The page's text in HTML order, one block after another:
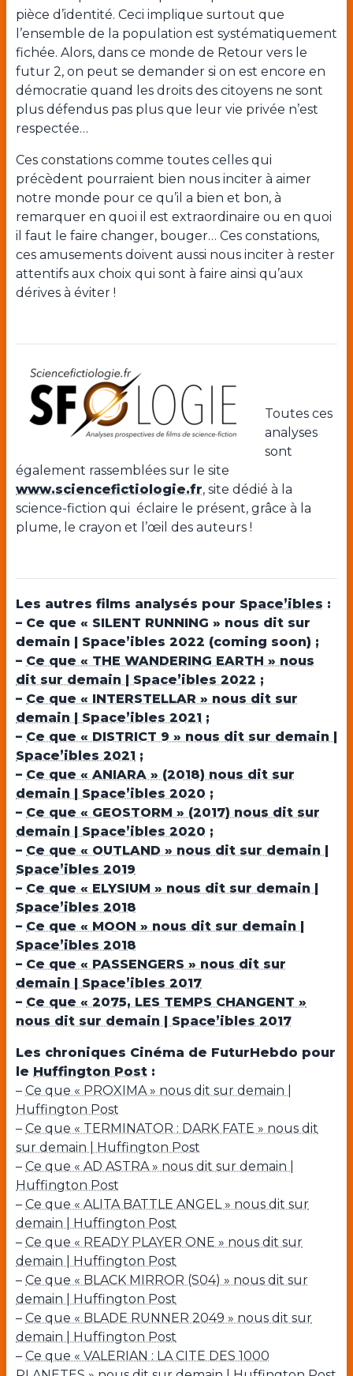
pièce d’identité. Ceci implique surtout que
l’ensemble de la population est systématiquement
fichée. Alors, dans ce monde de Retour vers le
futur 2, on peut se demander si on est encore en
démocratie quand les droits des citoyens ne sont
plus défendus pas plus que leur vie privée n’est
respectée…
Ces constations comme toutes celles qui
précèdent pourraient bien nous inciter à aimer
notre monde pour ce qu’il a bien et bon, à
remarquer en quoi il est extraordinaire ou en quoi
il faut le faire changer, bouger… Ces constations,
ces amusements doivent aussi nous inciter à rester
attentifs aux choix qui sont à faire ainsi qu’aux
dérives à éviter !
Toutes ces
analyses
sont
également rassemblées sur le site
www.sciencefictiologie.fr, site dédié à la
science-fiction qui éclaire le présent, grâce à la
plume, le crayon et l’œil des auteurs !
Les autres films analysés pour Space’ibles :
– Ce que « SILENT RUNNING » nous dit sur
demain | Space’ibles 2022 (coming soon) ;
– Ce que « THE WANDERING EARTH » nous
dit sur demain | Space’ibles 2022 ;
– Ce que « INTERSTELLAR » nous dit sur
demain | Space’ibles 2021 ;
– Ce que « DISTRICT 9 » nous dit sur demain |
Space’ibles 2021 ;
– Ce que « ANIARA » (2018) nous dit sur
demain | Space’ibles 2020 ;
– Ce que « GEOSTORM » (2017) nous dit sur
demain | Space’ibles 2020 ;
– Ce que « OUTLAND » nous dit sur demain |
Space’ibles 2019
– Ce que « ELYSIUM » nous dit sur demain |
Space’ibles 2018
– Ce que « MOON » nous dit sur demain |
Space’ibles 2018
– Ce que « PASSENGERS » nous dit sur
demain | Space’ibles 2017
– Ce que « 2075, LES TEMPS CHANGENT »
nous dit sur demain | Space’ibles 2017
Les chroniques Cinéma de FuturHebdo pour
le Huffington Post :
– Ce que « PROXIMA » nous dit sur demain |
Huffington Post
– Ce que « TERMINATOR : DARK FATE » nous dit
sur demain | Huffington Post
– Ce que « AD ASTRA » nous dit sur demain |
Huffington Post
– Ce que « ALITA BATTLE ANGEL » nous dit sur
demain | Huffington Post
– Ce que « READY PLAYER ONE » nous dit sur
demain | Huffington Post
– Ce que « BLACK MIRROR (S04) » nous dit sur
demain | Huffington Post
– Ce que « BLADE RUNNER 2049 » nous dit sur
demain | Huffington Post
– Ce que « VALERIAN : LA CITE DES 1000